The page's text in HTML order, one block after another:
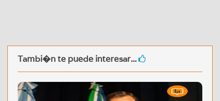
Tambi�n te puede interesar...